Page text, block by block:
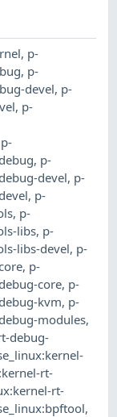
, p-
, p-
devel, p-
, p-
p-
, p-
devel, p-
, p-
, p-
libs, p-
libs-devel, p-
, p-
core, p-
kvm, p-
modules,
debug-
rt-
rt-
,